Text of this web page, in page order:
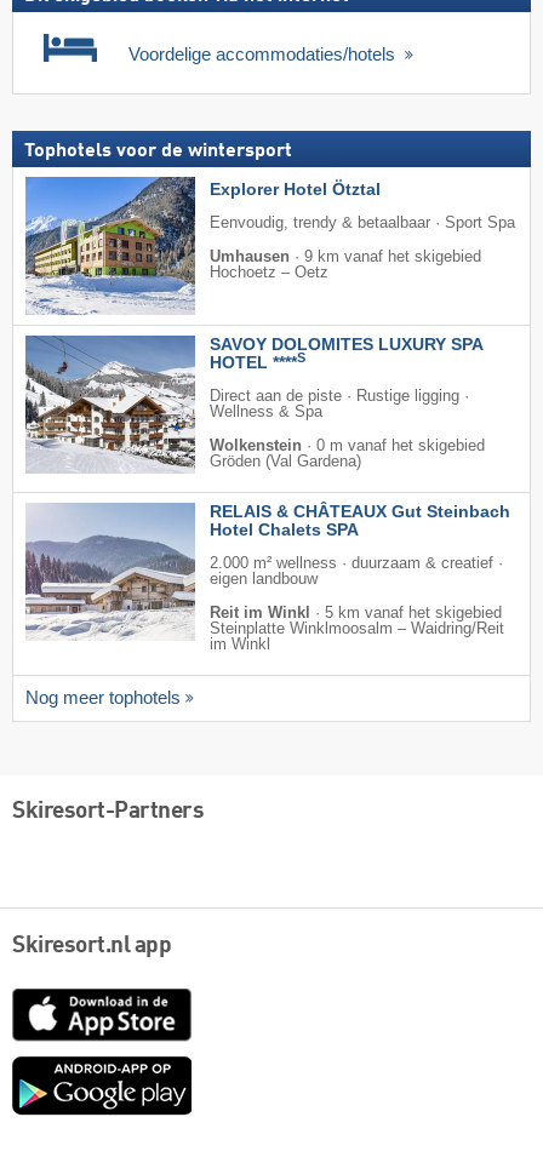
Voordelige accommodaties/hotels
Tophotels voor de wintersport
Explorer Hotel Ötztal
Eenvoudig, trendy & betaalbaar · Sport Spa
Umhausen · 9 km vanaf het skigebied
Hochoetz – Oetz
SAVOY DOLOMITES LUXURY SPA
HOTEL ****S
Direct aan de piste · Rustige ligging ·
Wellness & Spa
Wolkenstein · 0 m vanaf het skigebied
Gröden (Val Gardena)
RELAIS & CHÂTEAUX Gut Steinbach
Hotel Chalets SPA
2.000 m² wellness · duurzaam & creatief ·
eigen landbouw
Reit im Winkl
· 5 km vanaf het skigebied
Steinplatte Winklmoosalm – Waidring/​Reit
im Winkl
Nog meer tophotels
Skiresort-Partners
Skiresort.nl app
App
Google